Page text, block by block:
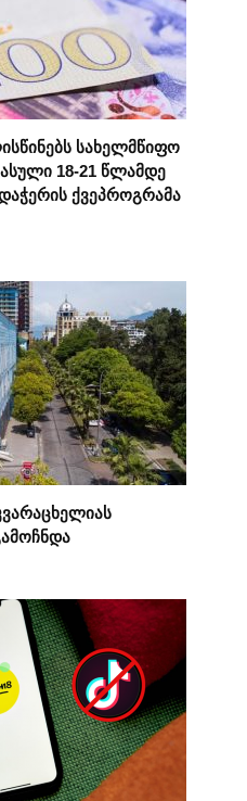
სახელმწიფო
18-21 წლამდე
ქვეპროგრამა